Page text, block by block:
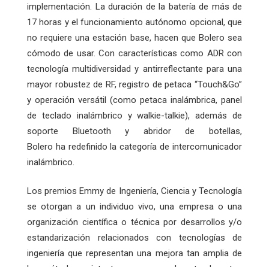
implementación. La duración de la batería de más de
17 horas y el funcionamiento autónomo opcional, que
no requiere una estación base, hacen que Bolero sea
cómodo de usar. Con características como ADR con
tecnología multidiversidad y antirreflectante para una
mayor robustez de RF, registro de petaca “Touch&Go”
y operación versátil (como petaca inalámbrica, panel
de teclado inalámbrico y walkie-talkie), además de
soporte Bluetooth y abridor de botellas,
Bolero ha redefinido la categoría de intercomunicador
inalámbrico.
Los premios Emmy de Ingeniería, Ciencia y Tecnología
se otorgan a un individuo vivo, una empresa o una
organización científica o técnica por desarrollos y/o
estandarización relacionados con tecnologías de
ingeniería que representan una mejora tan amplia de